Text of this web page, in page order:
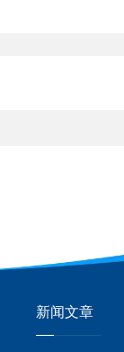
新闻文章